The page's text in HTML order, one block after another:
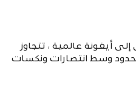
أيقونة عالمية ، تتجاوز
الحدود وسط انتصارات ونكسات